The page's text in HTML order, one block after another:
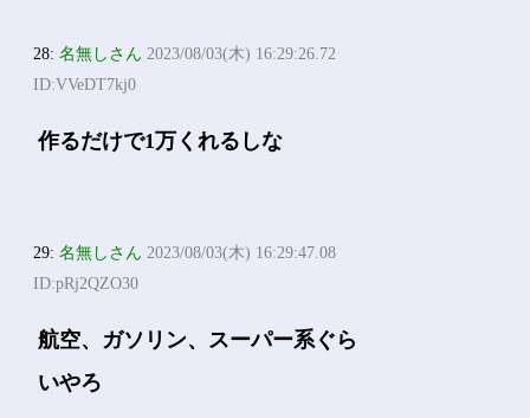
28:名無しさん 2023/08/03(木) 16:29:26.72
ID:VVeDT7kj0
作るだけで1万くれるしな
29:名無しさん 2023/08/03(木) 16:29:47.08
ID:pRj2QZO30
航空、ガソリン、スーパー系ぐら
いやろ